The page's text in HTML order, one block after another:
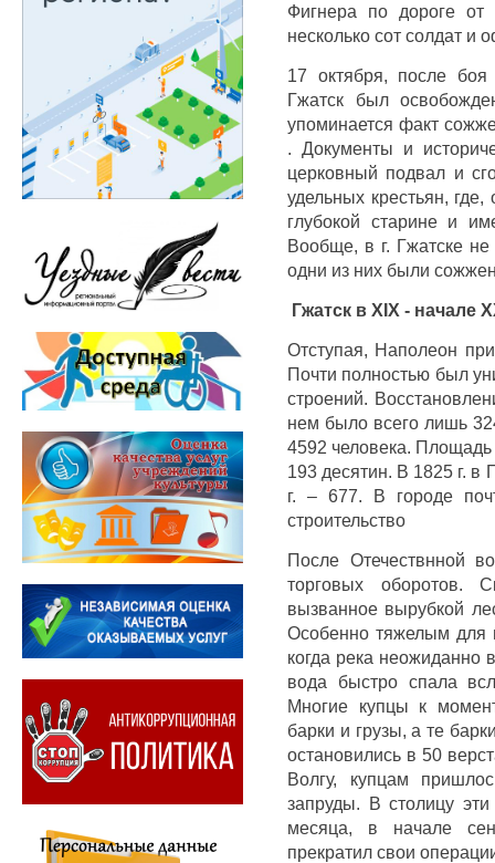
Фигнера по дороге от
несколько сот солдат и
17 октября, после
Гжатск был
упоминается факт
. Документы и
церковный подвал и
удельных крестьян,
глубокой старине и
Вообще, в г. Гжатске
одни из них были
Гжатск в XIX - начале
Отступая, Наполеон
Почти полностью был
строений.
нем было всего лишь
4592 человека. Площадь
193 десятин. В 1825 г. в
г. – 677. В городе
строительство
После Отечествнной
торговых оборотов.
вызванное вырубкой
Особенно тяжелым для
когда река неожиданно
вода быстро спала
Многие купцы к
барки и грузы, а те
остановились в 50
Волгу, купцам
запруды. В столицу
месяца, в начале
прекратил свои